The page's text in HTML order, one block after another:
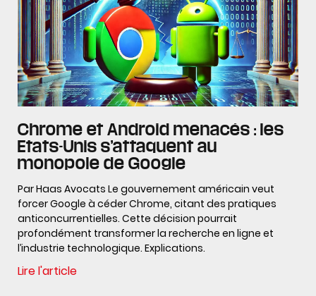
Chrome et Android menacés : les
Etats-Unis s’attaquent au
monopole de Google
Par Haas Avocats Le gouvernement américain veut
forcer Google à céder Chrome, citant des pratiques
anticoncurrentielles. Cette décision pourrait
profondément transformer la recherche en ligne et
l’industrie technologique. Explications.
Lire l'article